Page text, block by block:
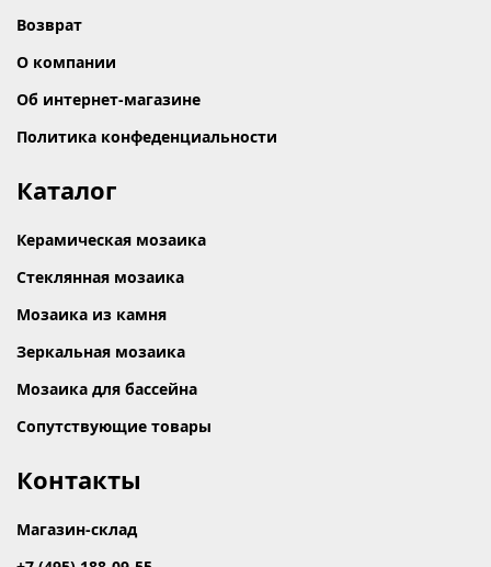
Возврат
О компании
Об интернет-магазине
Политика конфеденциальности
Каталог
Керамическая мозаика
Стеклянная мозаика
Мозаика из камня
Зеркальная мозаика
Мозаика для бассейна
Сопутствующие товары
Контакты
Магазин-склад